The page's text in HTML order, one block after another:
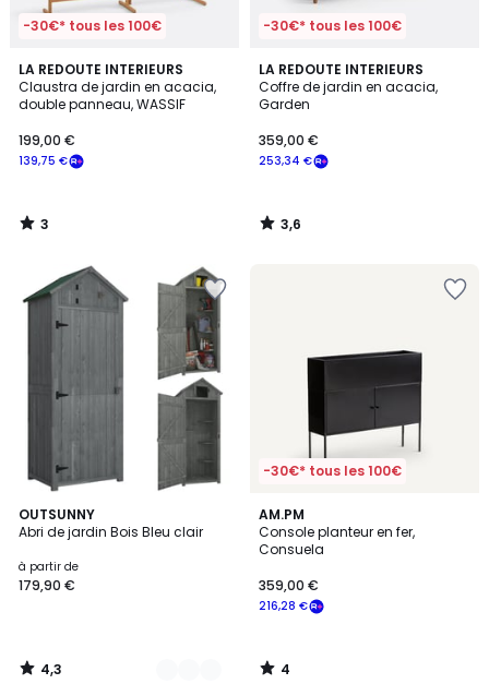
-30€* tous les 100€
LA REDOUTE INTERIEURS
Claustra de jardin en acacia,
double panneau, WASSIF
€
souscrivez
notre
programme
payer
à
139,75 €
199,00 €
3
/
5
3
/
-30€* tous les 100€
LA REDOUTE INTERIEURS
Coffre de jardin en acacia,
Garden
253,34 €
359,00 €
3,6
/ 5
3,6
/
OUTSUNNY
Abri de jardin Bois Bleu clair
à partir de
179,90 €
4,3
/ 5
3
Couleurs
4,3
/
-30€* tous les 100€
AM.PM
Console planteur en fer,
Consuela
216,28 €
359,00 €
4
/
5
4
/